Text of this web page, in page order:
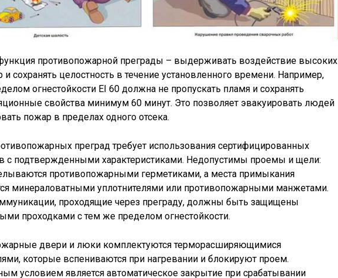
противопожарной преграды – выдерживать воздействие высоких
и сохранять целостность в течение установленного времени. Например,
огнестойкости EI 60 должна не пропускать пламя и сохранять
свойства минимум 60 минут. Это позволяет эвакуировать людей
пожар в пределах одного отсека.
преград требует использования сертифицированных
с подтвержденными характеристиками. Недопустимы проемы и щели:
противопожарными герметиками, а места примыкания
минераловатными уплотнителями или противопожарными манжетами.
проходящие через преграду, должны быть защищены
проходками с тем же пределом огнестойкости.
двери и люки комплектуются терморасширяющимися
которые вспениваются при нагревании и блокируют проем.
условием является автоматическое закрытие при срабатывании